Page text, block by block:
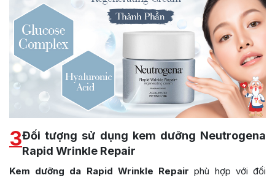
3Đối tượng sử dụng kem dưỡng Neutrogena
Rapid Wrinkle Repair
Kem dưỡng da Rapid Wrinkle Repair phù hợp với đối